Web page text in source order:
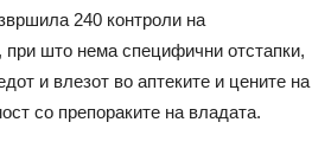
240 контроли на
при што нема специфични отстапки,
и влезот во аптеките и цените на
со препораките на владата.